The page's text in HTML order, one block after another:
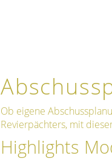
Ob eigene
Revierpächters, mit
Highlights